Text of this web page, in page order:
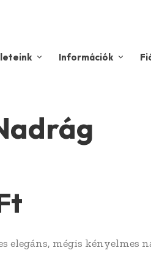
Információk
elegáns, mégis kényelmes